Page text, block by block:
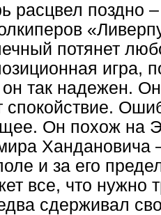
расцвел поздно
потянет
игра,
так надежен.
спокойствие.
Он похож на
Хандановича
и за его
все, что нужно
сдерживал